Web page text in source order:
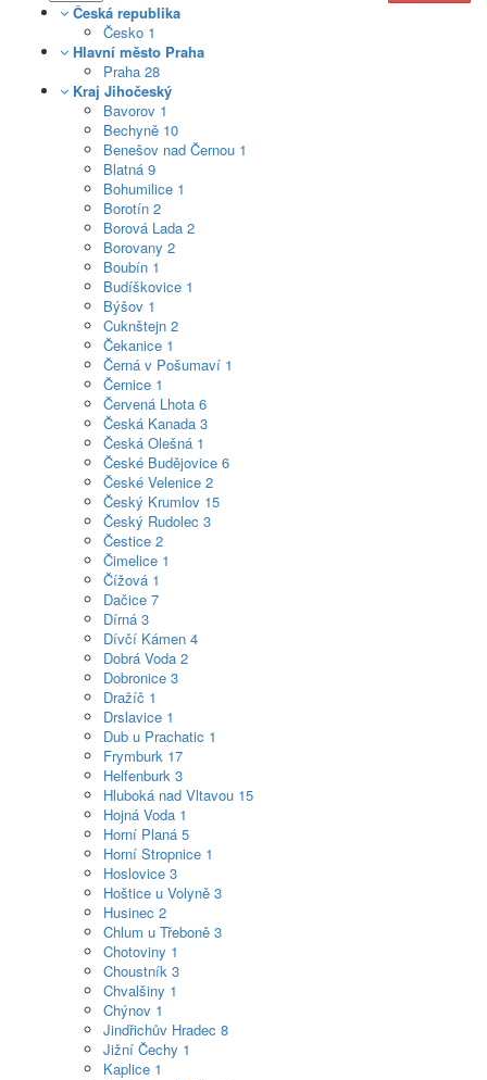
Česká republika
Česko 1
Hlavní město Praha
Praha 28
Kraj Jihočeský
Bavorov 1
Bechyně 10
Benešov nad Černou 1
Blatná 9
Bohumilice 1
Borotín 2
Borová Lada 2
Borovany 2
Boubín 1
Budíškovice 1
Býšov 1
Cuknštejn 2
Čekanice 1
Černá v Pošumaví 1
Černice 1
Červená Lhota 6
Česká Kanada 3
Česká Olešná 1
České Budějovice 6
České Velenice 2
Český Krumlov 15
Český Rudolec 3
Čestice 2
Čimelice 1
Čížová 1
Dačice 7
Dírná 3
Dívčí Kámen 4
Dobrá Voda 2
Dobronice 3
Dražíč 1
Drslavice 1
Dub u Prachatic 1
Frymburk 17
Helfenburk 3
Hluboká nad Vltavou 15
Hojná Voda 1
Horní Planá 5
Horní Stropnice 1
Hoslovice 3
Hoštice u Volyně 3
Husinec 2
Chlum u Třeboně 3
Chotoviny 1
Choustník 3
Chvalšiny 1
Chýnov 1
Jindřichův Hradec 8
Jižní Čechy 1
Kaplice 1